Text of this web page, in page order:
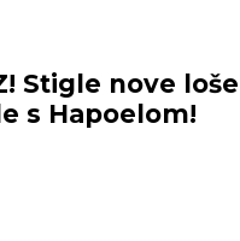
Stigle nove
s Hapoelom!